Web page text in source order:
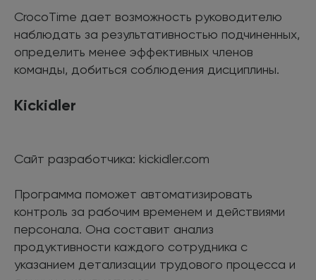
CrocoTime дает возможность руководителю
наблюдать за результативностью подчиненных,
определить менее эффективных членов
команды, добиться соблюдения дисциплины.
Kickidler
Сайт разработчика: kickidler.com
Программа поможет автоматизировать
контроль за рабочим временем и действиями
персонала. Она составит анализ
продуктивности каждого сотрудника с
указанием детализации трудового процесса и